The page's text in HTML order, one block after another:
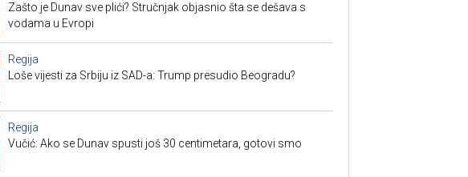
Zašto je Dunav sve plići? Stručnjak objasnio šta se dešava s
vodama u Evropi
Regija
Loše vijesti za Srbiju iz SAD-a: Trump presudio Beogradu?
Regija
Vučić: Ako se Dunav spusti još 30 centimetara, gotovi smo